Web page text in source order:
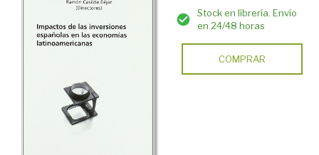
Stock en librería. Envío
en 24/48 horas
COMPRAR